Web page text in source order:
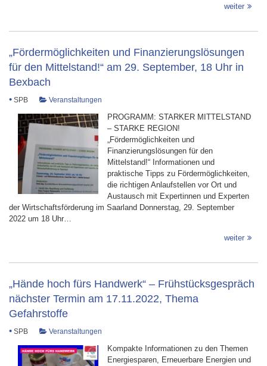
weiter
„Fördermöglichkeiten und Finanzierungslösungen
für den Mittelstand!“ am 29. September, 18 Uhr in
Bexbach
• SPB Veranstaltungen
PROGRAMM: STARKER MITTELSTAND
– STARKE REGION!
„Fördermöglichkeiten und
Finanzierungslösungen für den
Mittelstand!“ Informationen und
praktische Tipps zu Fördermöglichkeiten,
die richtigen Anlaufstellen vor Ort und
Austausch mit Expertinnen und Experten
der Wirtschaftsförderung im Saarland Donnerstag, 29. September
2022 um 18 Uhr…
weiter
„Hände hoch fürs Handwerk“ – Frühstücksgespräch
nächster Termin am 17.11.2022, Thema
Gefahrstoffe
• SPB Veranstaltungen
Kompakte Informationen zu den Themen
Energiesparen, Erneuerbare Energien und